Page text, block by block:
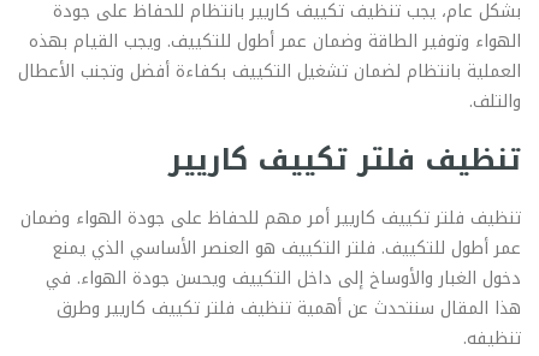
بشكل عام، يجب تنظيف تكييف كاريير بانتظام للحفاظ على جودة
الهواء وتوفير الطاقة وضمان عمر أطول للتكييف. ويجب القيام بهذه
العملية بانتظام لضمان تشغيل التكييف بكفاءة أفضل وتجنب الأعطال
والتلف.
تنظيف فلتر تكييف كاريير
تنظيف فلتر تكييف كاريير أمر مهم للحفاظ على جودة الهواء وضمان
عمر أطول للتكييف. فلتر التكييف هو العنصر الأساسي الذي يمنع
دخول الغبار والأوساخ إلى داخل التكييف ويحسن جودة الهواء. في
هذا المقال سنتحدث عن أهمية تنظيف فلتر تكييف كاريير وطرق
تنظيفه.